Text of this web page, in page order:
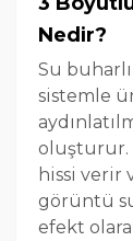
Nedir?
Su
sistemle
oluşturur.
hissi verir
görüntü
efekt